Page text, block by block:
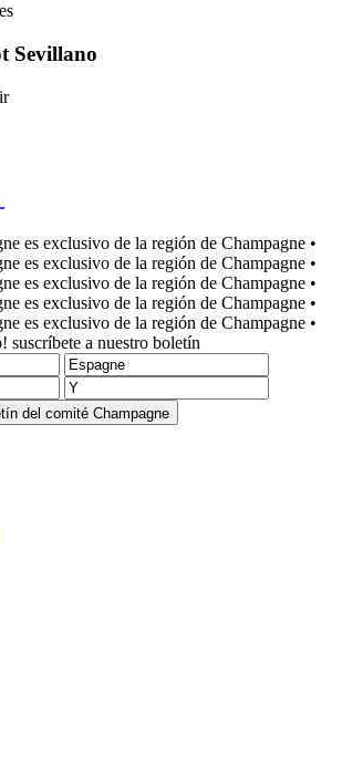
Sevillano
es exclusivo de la región de Champagne •
es exclusivo de la región de Champagne •
es exclusivo de la región de Champagne •
es exclusivo de la región de Champagne •
es exclusivo de la región de Champagne •
suscríbete a nuestro boletín
del comité Champagne